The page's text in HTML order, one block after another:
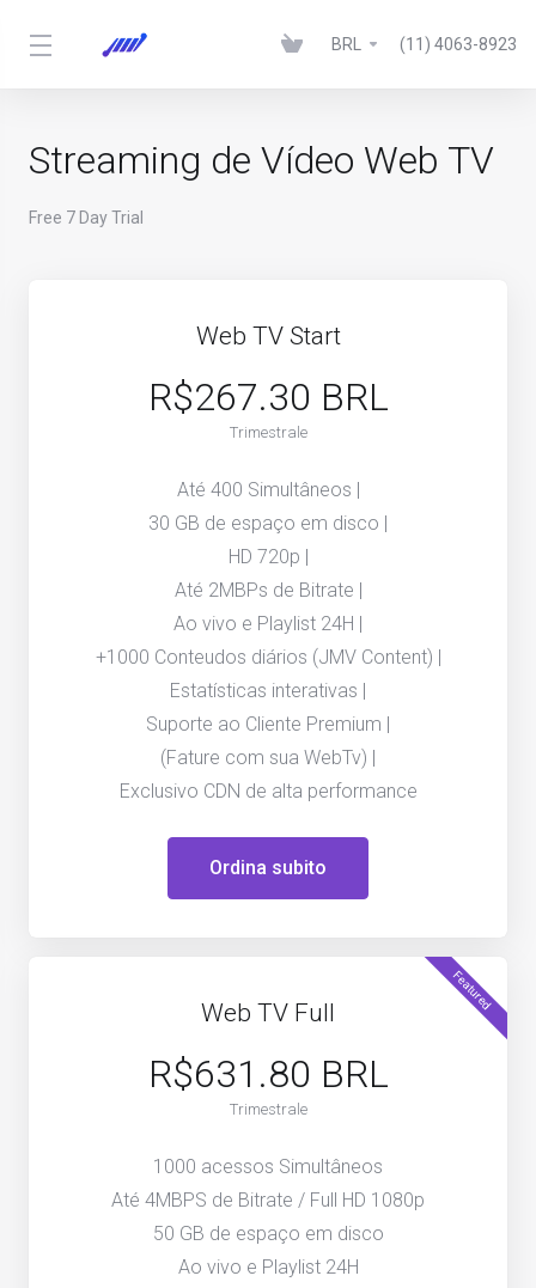
BRL (11) 4063-8923
Streaming de Vídeo Web TV
Free 7 Day Trial
Web TV Start
R$267.30 BRL
Trimestrale
Até 400 Simultâneos |
30 GB de espaço em disco |
HD 720p |
Até 2MBPs de Bitrate |
Ao vivo e Playlist 24H |
+1000 Conteudos diários (JMV Content) |
Estatísticas interativas |
Suporte ao Cliente Premium |
(Fature com sua WebTv) |
Exclusivo CDN de alta performance
Ordina subito
Featured
Web TV Full
R$631.80 BRL
Trimestrale
1000 acessos Simultâneos
Até 4MBPS de Bitrate / Full HD 1080p
50 GB de espaço em disco
Ao vivo e Playlist 24H